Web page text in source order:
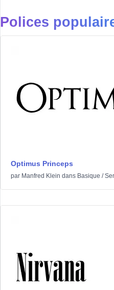
Polices
Optimus Princeps
par Manfred Klein dans Basique /